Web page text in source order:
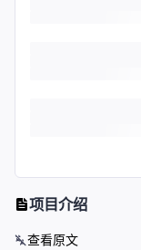
项目介绍
查看原文